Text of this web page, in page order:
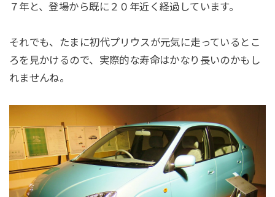
７年と、登場から既に２０年近く経過しています。
それでも、たまに初代プリウスが元気に走っているとこ
ろを見かけるので、実際的な寿命はかなり長いのかもし
れませんね。